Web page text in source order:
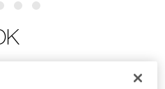
avec crochet d’amarrage